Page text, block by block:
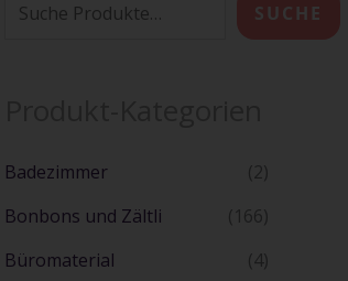
SUCHE
Badezimmer
(2)
Bonbons und Zältli
(166)
Büromaterial
(4)